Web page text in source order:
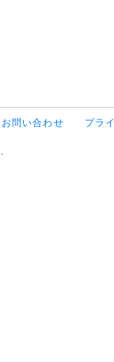
お問い合わせ プラ